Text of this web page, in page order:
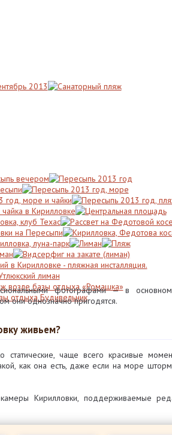
фотографами — в
они однозначно пригодятся.
живьем?
статические, чаще всего красивые
как она есть, даже если на море
Кирилловки, поддерживаемые